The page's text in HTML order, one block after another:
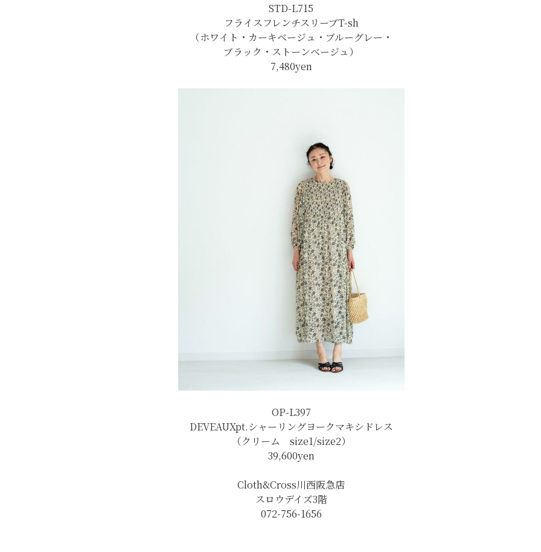
STD-L715
フライスフレンチスリーブT-sh
（ホワイト・カーキベージュ・ブルーグレー・
ブラック・ストーンベージュ）
7,480yen
OP-L397
DEVEAUXpt.シャーリングヨークマキシドレス
（クリーム size1/size2）
39,600yen
Cloth&Cross川西阪急店
スロウデイズ3階
072-756-1656